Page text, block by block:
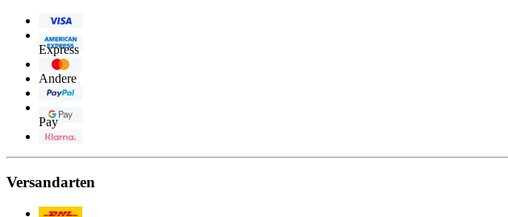
Express
Andere
Pay
Versandarten